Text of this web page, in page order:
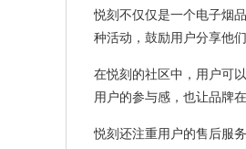
悦刻不仅仅是一个电子烟
种活动，鼓励用户分享他
在悦刻的社区中，用户可
用户的参与感，也让品牌
悦刻还注重用户的售后服